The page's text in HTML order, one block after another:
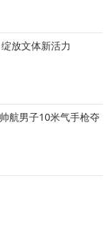
放文体新活力
航男子10米气手枪夺